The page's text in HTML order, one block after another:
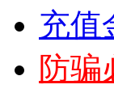
充值
防骗